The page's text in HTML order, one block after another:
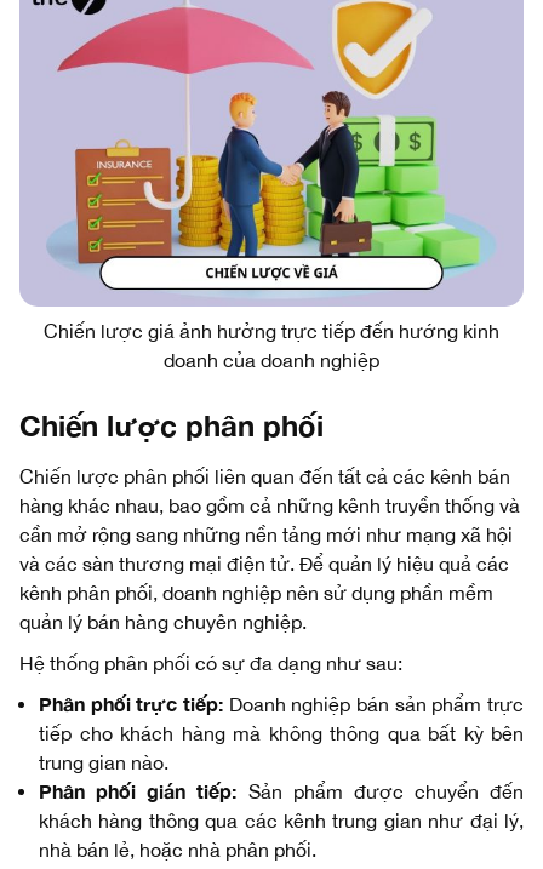
Chiến lược giá ảnh hưởng trực tiếp đến hướng kinh
doanh của doanh nghiệp
Chiến lược phân phối
Chiến lược phân phối liên quan đến tất cả các kênh bán
hàng khác nhau, bao gồm cả những kênh truyền thống và
cần mở rộng sang những nền tảng mới như mạng xã hội
và các sàn thương mại điện tử. Để quản lý hiệu quả các
kênh phân phối, doanh nghiệp nên sử dụng phần mềm
quản lý bán hàng chuyên nghiệp.
Hệ thống phân phối có sự đa dạng như sau:
Phân phối trực tiếp: Doanh nghiệp bán sản phẩm trực
tiếp cho khách hàng mà không thông qua bất kỳ bên
trung gian nào.
Phân phối gián tiếp: Sản phẩm được chuyển đến
khách hàng thông qua các kênh trung gian như đại lý,
nhà bán lẻ, hoặc nhà phân phối.